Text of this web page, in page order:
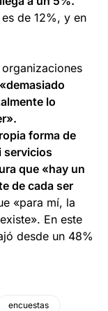
de 12%, y en
lo
forma de
servicios
que «hay un
de cada ser
«para mí, la
En este
desde un 48%
encuestas